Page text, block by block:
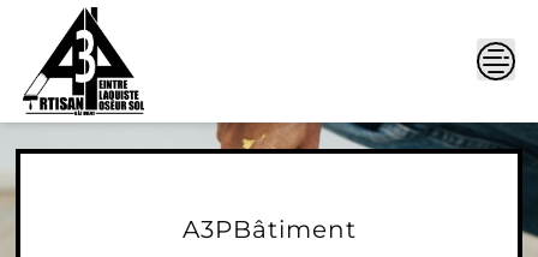
A3PBâtiment